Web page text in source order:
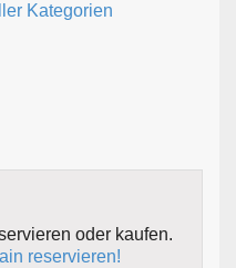
Kategorien
oder kaufen.
reservieren!